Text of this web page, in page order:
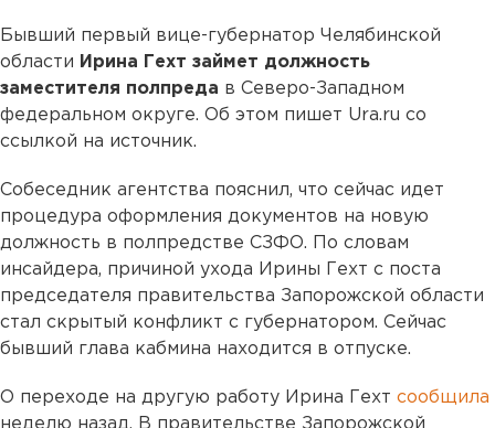
Бывший первый вице-губернатор Челябинской
области Ирина Гехт займет должность
заместителя полпреда в Северо-Западном
федеральном округе. Об этом пишет Ura.ru со
ссылкой на источник.
Собеседник агентства пояснил, что сейчас идет
процедура оформления документов на новую
должность в полпредстве СЗФО. По словам
инсайдера, причиной ухода Ирины Гехт с поста
председателя правительства Запорожской области
стал скрытый конфликт с губернатором. Сейчас
бывший глава кабмина находится в отпуске.
О переходе на другую работу Ирина Гехт сообщила
неделю назад. В правительстве Запорожской